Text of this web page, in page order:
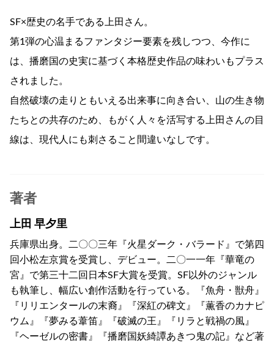
SF×歴史の名手である上田さん。
第1弾の心温まるファンタジー要素を残しつつ、今作に
は、播磨国の史実に基づく本格歴史作品の味わいもプラス
されました。
自然破壊の走りともいえる出来事に向き合い、山の生き物
たちとの共存のため、もがく人々を活写する上田さんの目
線は、現代人にも刺さること間違いなしです。
著者
上田 早夕里
兵庫県出身。二〇〇三年『火星ダーク・バラード』で第四
回小松左京賞を受賞し、デビュー。二〇一一年『華竜の
宮』で第三十二回日本SF大賞を受賞。SF以外のジャンル
も執筆し、幅広い創作活動を行っている。『魚舟・獣舟』
『リリエンタールの末裔』『深紅の碑文』『薫香のカナピ
ウム』『夢みる葦笛』『破滅の王』『リラと戦禍の風』
『ヘーゼルの密書』『播磨国妖綺譚あきつ鬼の記』など著